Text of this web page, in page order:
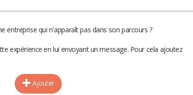
entreprise qui n'apparaît pas dans son parcours ?
expérience en lui envoyant un message. Pour cela ajoutez
Ajouter